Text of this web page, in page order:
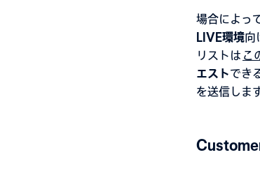
場合によっ
LIVE環境向
リストは こ
エストでき
を送信します